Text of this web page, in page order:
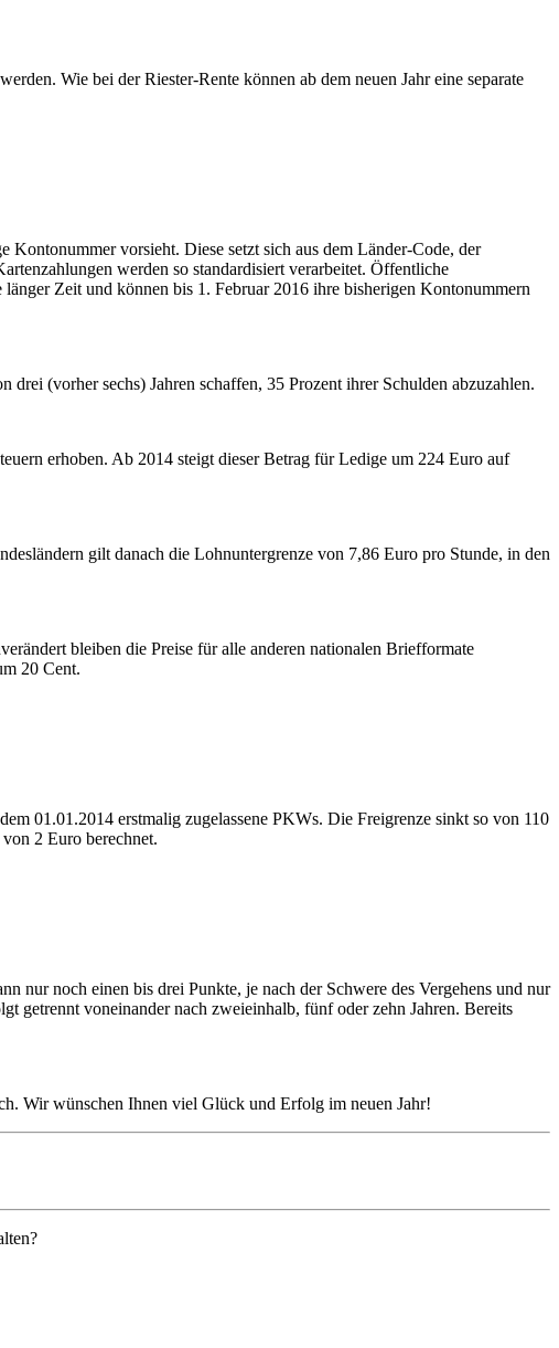
Wie bei der Riester-Rente können ab dem neuen Jahr eine separate
vorsieht. Diese setzt sich aus dem Länder-Code, der
werden so standardisiert verarbeitet. Öffentliche
Zeit und können bis 1. Februar 2016 ihre bisherigen Kontonummern
(vorher sechs) Jahren schaffen, 35 Prozent ihrer Schulden abzuzahlen.
erhoben. Ab 2014 steigt dieser Betrag für Ledige um 224 Euro auf
gilt danach die Lohnuntergrenze von 7,86 Euro pro Stunde, in den
bleiben die Preise für alle anderen nationalen Briefformate
20 Cent.
01.01.2014 erstmalig zugelassene PKWs. Die Freigrenze sinkt so von 110
2 Euro berechnet.
nur noch einen bis drei Punkte, je nach der Schwere des Vergehens und nur
getrennt voneinander nach zweieinhalb, fünf oder zehn Jahren. Bereits
Wir wünschen Ihnen viel Glück und Erfolg im neuen Jahr!